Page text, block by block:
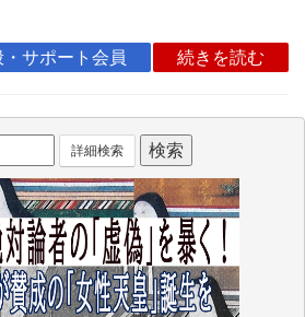
・サポート会員 続きを読む
詳細検索